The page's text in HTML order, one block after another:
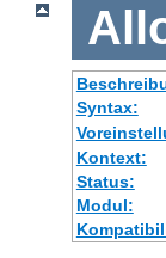
Syntax:
Kontext:
Status:
Modul: